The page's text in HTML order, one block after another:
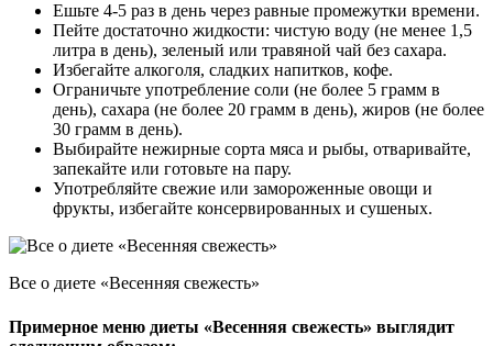
Ешьте 4-5 раз в день через равные промежутки времени.
Пейте достаточно жидкости: чистую воду (не менее 1,5
литра в день), зеленый или травяной чай без сахара.
Избегайте алкоголя, сладких напитков, кофе.
Ограничьте употребление соли (не более 5 грамм в
день), сахара (не более 20 грамм в день), жиров (не более
30 грамм в день).
Выбирайте нежирные сорта мяса и рыбы, отваривайте,
запекайте или готовьте на пару.
Употребляйте свежие или замороженные овощи и
фрукты, избегайте консервированных и сушеных.
Все о диете «Весенняя свежесть»
Примерное меню диеты «Весенняя свежесть» выглядит